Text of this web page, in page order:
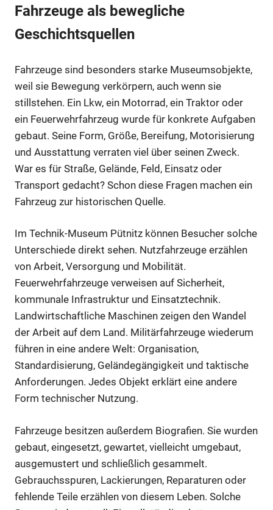
Fahrzeuge als bewegliche
Geschichtsquellen
Fahrzeuge sind besonders starke Museumsobjekte,
weil sie Bewegung verkörpern, auch wenn sie
stillstehen. Ein Lkw, ein Motorrad, ein Traktor oder
ein Feuerwehrfahrzeug wurde für konkrete Aufgaben
gebaut. Seine Form, Größe, Bereifung, Motorisierung
und Ausstattung verraten viel über seinen Zweck.
War es für Straße, Gelände, Feld, Einsatz oder
Transport gedacht? Schon diese Fragen machen ein
Fahrzeug zur historischen Quelle.
Im Technik-Museum Pütnitz können Besucher solche
Unterschiede direkt sehen. Nutzfahrzeuge erzählen
von Arbeit, Versorgung und Mobilität.
Feuerwehrfahrzeuge verweisen auf Sicherheit,
kommunale Infrastruktur und Einsatztechnik.
Landwirtschaftliche Maschinen zeigen den Wandel
der Arbeit auf dem Land. Militärfahrzeuge wiederum
führen in eine andere Welt: Organisation,
Standardisierung, Geländegängigkeit und taktische
Anforderungen. Jedes Objekt erklärt eine andere
Form technischer Nutzung.
Fahrzeuge besitzen außerdem Biografien. Sie wurden
gebaut, eingesetzt, gewartet, vielleicht umgebaut,
ausgemustert und schließlich gesammelt.
Gebrauchsspuren, Lackierungen, Reparaturen oder
fehlende Teile erzählen von diesem Leben. Solche